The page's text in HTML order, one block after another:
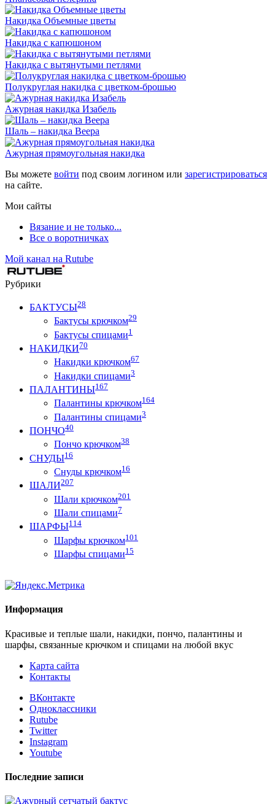
Накидка Объемные цветы
Накидка с капюшоном
Накидка с вытянутыми петлями
Полукруглая накидка с цветком-брошью
Ажурная накидка Изабель
Шаль – накидка Веера
Ажурная прямоугольная накидка
Вы можете войти под своим логином или зарегистрироваться
на сайте.
Мои сайты
Вязание и не только...
Все о воротничках
Мой канал на Rutube
Рубрики
БАКТУСЫ28
Бактусы крючком29
Бактусы спицами1
НАКИДКИ70
Накидки крючком67
Накидки спицами3
ПАЛАНТИНЫ167
Палантины крючком164
Палантины спицами3
ПОНЧО40
Пончо крючком38
СНУДЫ16
Снуды крючком16
ШАЛИ207
Шали крючком201
Шали спицами7
ШАРФЫ114
Шарфы крючком101
Шарфы спицами15
Информация
Красивые и теплые шали, накидки, пончо, палантины и
шарфы, связанные крючком и спицами на любой вкус
Карта сайта
Контакты
ВКонтакте
Одноклассники
Rutube
Twitter
Instagram
Youtube
Последние записи